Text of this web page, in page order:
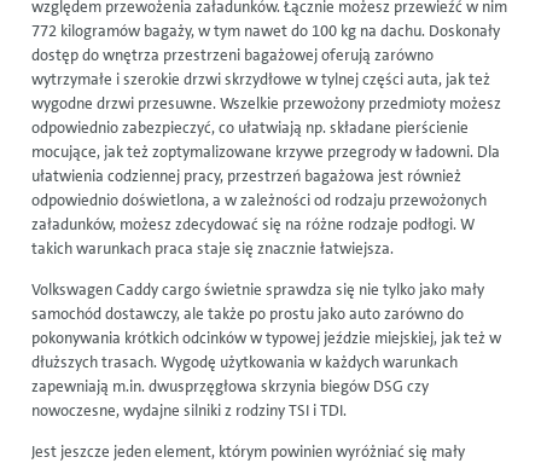
względem przewożenia załadunków. Łącznie możesz przewieźć w nim
772 kilogramów bagaży, w tym nawet do 100 kg na dachu. Doskonały
dostęp do wnętrza przestrzeni bagażowej oferują zarówno
wytrzymałe i szerokie drzwi skrzydłowe w tylnej części auta, jak też
wygodne drzwi przesuwne. Wszelkie przewożony przedmioty możesz
odpowiednio zabezpieczyć, co ułatwiają np. składane pierścienie
mocujące, jak też zoptymalizowane krzywe przegrody w ładowni. Dla
ułatwienia codziennej pracy, przestrzeń bagażowa jest również
odpowiednio doświetlona, a w zależności od rodzaju przewożonych
załadunków, możesz zdecydować się na różne rodzaje podłogi. W
takich warunkach praca staje się znacznie łatwiejsza.
Volkswagen Caddy cargo świetnie sprawdza się nie tylko jako mały
samochód dostawczy, ale także po prostu jako auto zarówno do
pokonywania krótkich odcinków w typowej jeździe miejskiej, jak też w
dłuższych trasach. Wygodę użytkowania w każdych warunkach
zapewniają m.in. dwusprzęgłowa skrzynia biegów DSG czy
nowoczesne, wydajne silniki z rodziny TSI i TDI.
Jest jeszcze jeden element, którym powinien wyróżniać się mały